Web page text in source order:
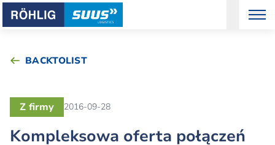
BACKTOLIST
Kompleksowa oferta połączeń
Z firmy 2016-09-28